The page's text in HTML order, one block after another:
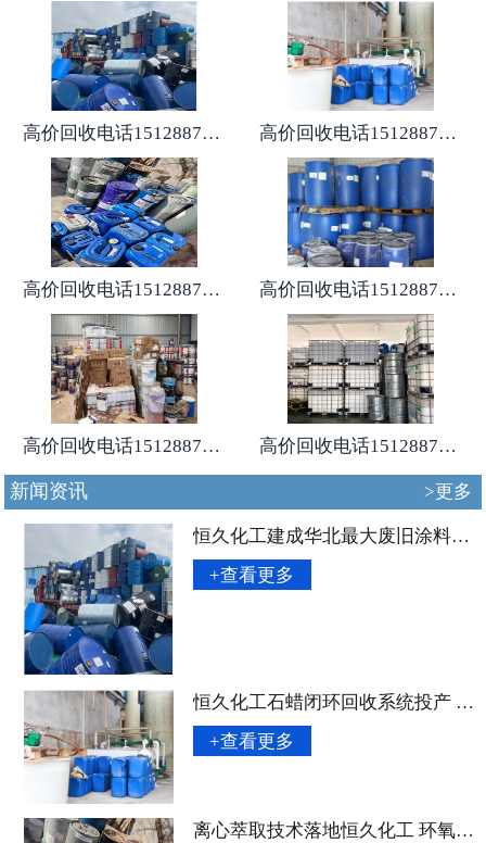
高价回收电话15128875167 高价回收电话15128875167
高价回收电话15128875167 高价回收电话15128875167
高价回收电话15128875167 高价回收电话15128875167
新闻资讯 >更多
恒久化工建成华北最大废旧涂料回收网络 年处理量突破 8 万吨
+查看更多
恒久化工石蜡闭环回收系统投产 再生成本较原生料降低 42%
+查看更多
离心萃取技术落地恒久化工 环氧树脂回收纯度达 99.85%